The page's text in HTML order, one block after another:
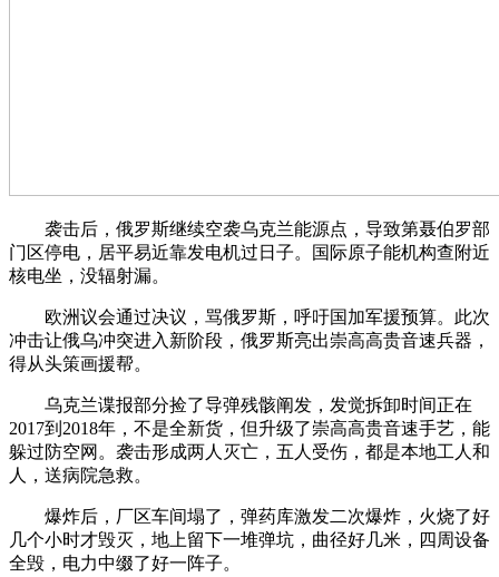
袭击后，俄罗斯继续空袭乌克兰能源点，导致第聂伯罗部
门区停电，居平易近靠发电机过日子。国际原子能机构查附近
核电坐，没辐射漏。
欧洲议会通过决议，骂俄罗斯，呼吁国加军援预算。此次
冲击让俄乌冲突进入新阶段，俄罗斯亮出崇高高贵音速兵器，
得从头策画援帮。
乌克兰谍报部分捡了导弹残骸阐发，发觉拆卸时间正在
2017到2018年，不是全新货，但升级了崇高高贵音速手艺，能
躲过防空网。袭击形成两人灭亡，五人受伤，都是本地工人和
人，送病院急救。
爆炸后，厂区车间塌了，弹药库激发二次爆炸，火烧了好
几个小时才毁灭，地上留下一堆弹坑，曲径好几米，四周设备
全毁，电力中缀了好一阵子。